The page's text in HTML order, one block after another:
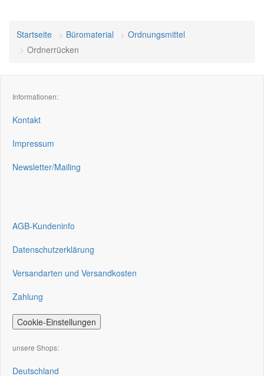
Startseite Büromaterial
Ordnungsmittel
Ordnerrücken
Informationen:
Kontakt
Impressum
Newsletter/Mailing
AGB-Kundeninfo
Datenschutzerklärung
Versandarten und Versandkosten
Zahlung
Cookie-Einstellungen
unsere Shops:
Deutschland